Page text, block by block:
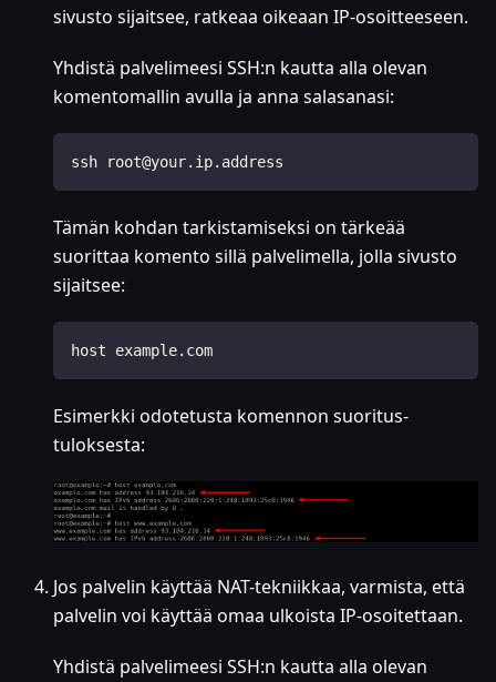
sivusto sijaitsee, ratkeaa oikeaan IP-osoitteeseen.
Yhdistä palvelimeesi SSH:n kautta alla olevan
komentomallin avulla ja anna salasanasi:
ssh root@your.ip.address
Tämän kohdan tarkistamiseksi on tärkeää
suorittaa komento sillä palvelimella, jolla sivusto
sijaitsee:
host example.com
Esimerkki odotetusta komennon suoritus­
tuloksesta:
Jos palvelin käyttää NAT-tekniikkaa, varmista, että
palvelin voi käyttää omaa ulkoista IP-osoitettaan.
Yhdistä palvelimeesi SSH:n kautta alla olevan